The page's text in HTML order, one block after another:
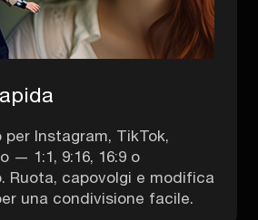
per Instagram, TikTok,
— 1:1, 9:16, 16:9 o
Ruota, capovolgi e modifica
una condivisione facile.